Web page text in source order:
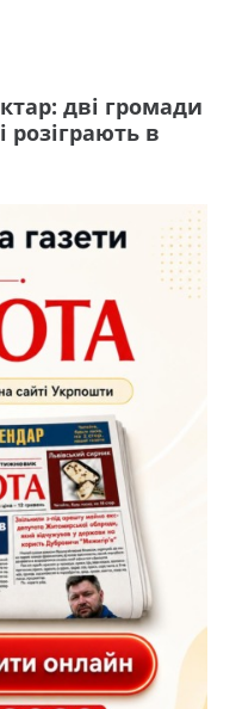
дві громади
в